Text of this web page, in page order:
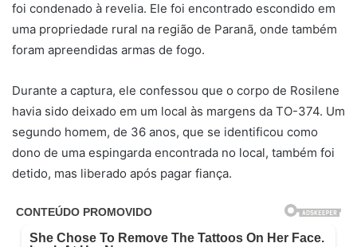
foi condenado à revelia. Ele foi encontrado escondido em
uma propriedade rural na região de Paranã, onde também
foram apreendidas armas de fogo.
Durante a captura, ele confessou que o corpo de Rosilene
havia sido deixado em um local às margens da TO-374. Um
segundo homem, de 36 anos, que se identificou como
dono de uma espingarda encontrada no local, também foi
detido, mas liberado após pagar fiança.